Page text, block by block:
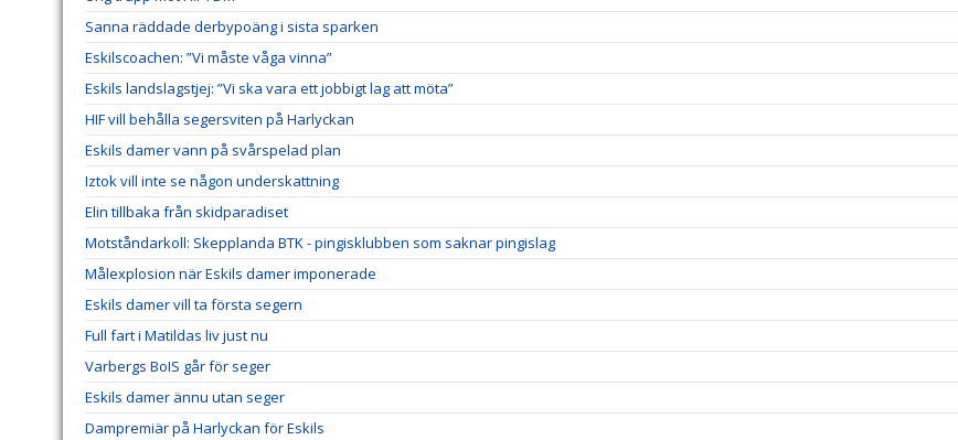
Sanna räddade derbypoäng i sista sparken
Eskilscoachen: ”Vi måste våga vinna”
Eskils landslagstjej: ”Vi ska vara ett jobbigt lag att möta”
HIF vill behålla segersviten på Harlyckan
Eskils damer vann på svårspelad plan
Iztok vill inte se någon underskattning
Elin tillbaka från skidparadiset
Motståndarkoll: Skepplanda BTK - pingisklubben som saknar pingislag
Målexplosion när Eskils damer imponerade
Eskils damer vill ta första segern
Full fart i Matildas liv just nu
Varbergs BoIS går för seger
Eskils damer ännu utan seger
Dampremiär på Harlyckan för Eskils